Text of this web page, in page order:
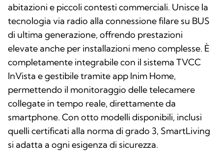
abitazioni e piccoli contesti commerciali. Unisce la
tecnologia via radio alla connessione filare su BUS
di ultima generazione, offrendo prestazioni
elevate anche per installazioni meno complesse. È
completamente integrabile con il sistema TVCC
InVista e gestibile tramite app Inim Home,
permettendo il monitoraggio delle telecamere
collegate in tempo reale, direttamente da
smartphone. Con otto modelli disponibili, inclusi
quelli certificati alla norma di grado 3, SmartLiving
si adatta a ogni esigenza di sicurezza.